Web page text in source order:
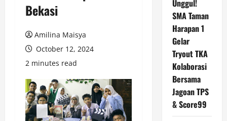
Bekasi
Amilina Maisya
October 12, 2024
2 minutes read
Unggul!
SMA Taman
Harapan 1
Gelar
Tryout TKA
Kolaborasi
Bersama
Jagoan TPS
& Score99